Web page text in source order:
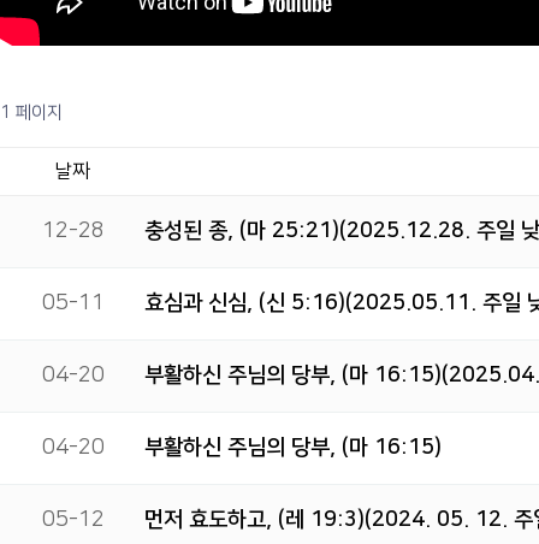
1 페이지
날짜
12-28 충성된 종, (마 25:21)(2025.12.28. 주일
05-11 효심과 신심, (신 5:16)(2025.05.11. 주일
04-20 부활하신 주님의 당부, (마
04-20 부활하신 주님의 당부, (마 16:15)
05-12 먼저 효도하고, (레 19:3)(2024. 05. 12. 주